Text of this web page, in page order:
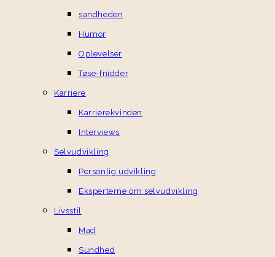
sandheden
Humor
Oplevelser
Tøse-fnidder
Karriere
Karrierekvinden
Interviews
Selvudvikling
Personlig udvikling
Eksperterne om selvudvikling
Livsstil
Mad
Sundhed